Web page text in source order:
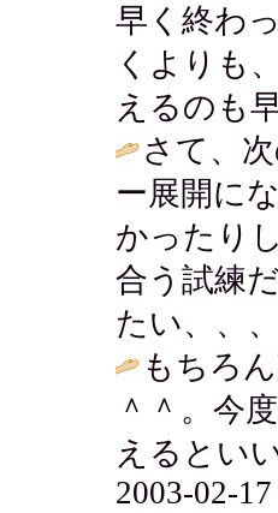
早く終わ
くよりも
えるのも
さて、
ー展開に
かったり
合う試練
たい、、
もちろ
＾＾。今
えるとい
2003-02-